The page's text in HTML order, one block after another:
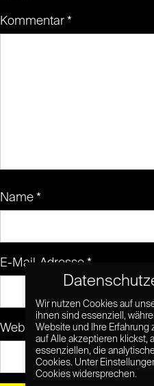
Kommentar *
Name *
E-Mail-Adresse *
Website
Wir nutzen Cookies auf
ihnen sind essenziell,
Website und Ihre Erfahrung
auf Alle akzeptieren klickst,
essenziellen, die
Cookies. Unter
Cookies widersprechen.